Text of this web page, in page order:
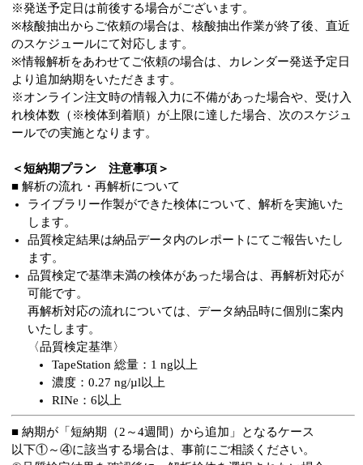
※発送予定日は前後する場合がございます。
※核酸抽出からご依頼の場合は、核酸抽出作業が終了後、直近
のスケジュールにて対応します。
※情報解析をあわせてご依頼の場合は、カレンダー発送予定日
より追加納期をいただきます。
※オンライン注文時の情報入力に不備があった場合や、受け入
れ検体数（※検体到着順）が上限に達した場合、次のスケジュ
ールでの実施となります。
＜短納期プラン 注意事項＞
■ 解析の流れ・再解析について
ライブラリー作製ができた検体について、解析を実施いた
します。
品質検定結果は納品データ内のレポートにてご報告いたし
ます。
品質検定で基準未満の検体があった場合は、再解析対応が
可能です。
再解析対応の流れについては、データ納品時に個別に案内
いたします。
〈品質検定基準〉
TapeStation 総量：1 ng以上
濃度：0.27 ng/µl以上
RINe：6以上
■ 納期が「短納期（2～4週間）から追加」となるケース
以下①～④に該当する場合は、事前にご相談ください。